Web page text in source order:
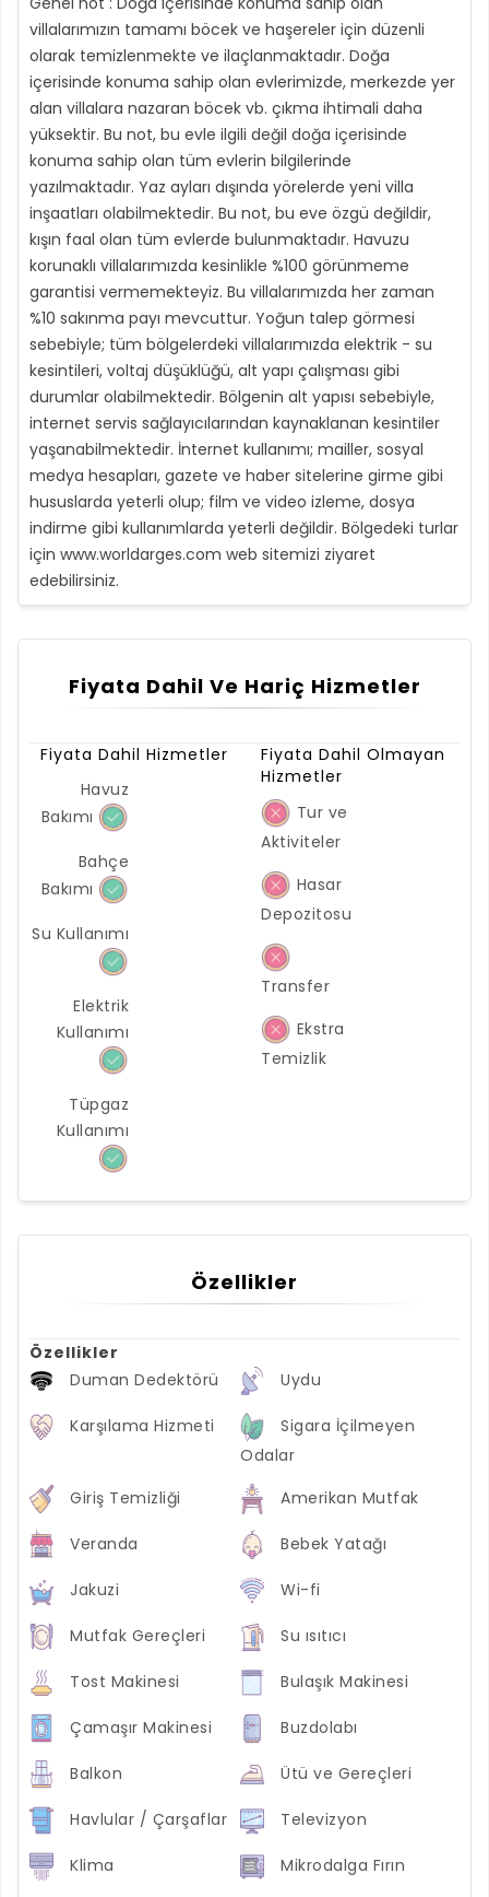
villalarımızın tamamı böcek ve haşereler için düzenli
olarak temizlenmekte ve ilaçlanmaktadır. Doğa
içerisinde konuma sahip olan evlerimizde, merkezde yer
alan villalara nazaran böcek vb. çıkma ihtimali daha
yüksektir. Bu not, bu evle ilgili değil doğa içerisinde
konuma sahip olan tüm evlerin bilgilerinde
yazılmaktadır. Yaz ayları dışında yörelerde yeni villa
inşaatları olabilmektedir. Bu not, bu eve özgü değildir,
kışın faal olan tüm evlerde bulunmaktadır. Havuzu
korunaklı villalarımızda kesinlikle %100 görünmeme
garantisi vermemekteyiz. Bu villalarımızda her zaman
%10 sakınma payı mevcuttur. Yoğun talep görmesi
sebebiyle; tüm bölgelerdeki villalarımızda elektrik - su
kesintileri, voltaj düşüklüğü, alt yapı çalışması gibi
durumlar olabilmektedir. Bölgenin alt yapısı sebebiyle,
internet servis sağlayıcılarından kaynaklanan kesintiler
yaşanabilmektedir. İnternet kullanımı; mailler, sosyal
medya hesapları, gazete ve haber sitelerine girme gibi
hususlarda yeterli olup; film ve video izleme, dosya
indirme gibi kullanımlarda yeterli değildir. Bölgedeki turlar
için www.worldarges.com web sitemizi ziyaret
edebilirsiniz.
Fiyata Dahil Ve Hariç Hizmetler
Fiyata Dahil Hizmetler
Havuz
Bakımı
Bahçe
Bakımı
Su Kullanımı
Elektrik
Kullanımı
Tüpgaz
Kullanımı
Fiyata Dahil Olmayan
Hizmetler
Tur ve
Aktiviteler
Hasar
Depozitosu
Transfer
Ekstra
Temizlik
Özellikler
Özellikler
Duman Dedektörü
Uydu
Karşılama Hizmeti
Sigara İçilmeyen
Odalar
Giriş Temizliği
Amerikan Mutfak
Veranda Bebek Yatağı
Jakuzi Wi-fi
Mutfak Gereçleri Su ısıtıcı
Tost Makinesi Bulaşık Makinesi
Çamaşır Makinesi Buzdolabı
Balkon Ütü ve Gereçleri
Havlular / Çarşaflar Televizyon
Klima Mikrodalga Fırın